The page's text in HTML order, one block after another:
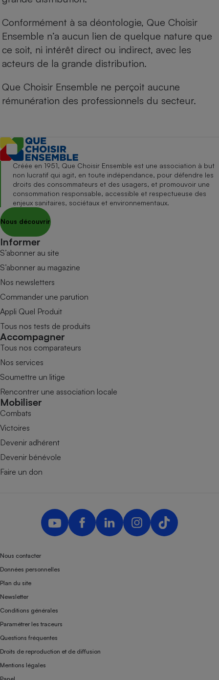
Conformément à sa déontologie, Que Choisir
Ensemble n’a aucun lien de quelque nature que
ce soit, ni intérêt direct ou indirect, avec les
acteurs de la grande distribution.
Que Choisir Ensemble ne perçoit aucune
rémunération des professionnels du secteur.
Créée en 1951, Que Choisir Ensemble est une association à but
non lucratif qui agit, en toute indépendance, pour défendre les
droits des consommateurs et des usagers, et promouvoir une
consommation responsable, accessible et respectueuse des
enjeux sanitaires, sociétaux et environnementaux.
Nous découvrir
Informer
S’abonner au site
S’abonner au magazine
Nos newsletters
Commander une parution
Appli Quel Produit
Tous nos tests de produits
Accompagner
Tous nos comparateurs
Nos services
Soumettre un litige
Rencontrer une association locale
Mobiliser
Combats
Victoires
Devenir adhérent
Devenir bénévole
Faire un don
Nous contacter
Données personnelles
Plan du site
Newsletter
Conditions générales
Paramétrer les traceurs
Questions fréquentes
Droits de reproduction et de diffusion
Mentions légales